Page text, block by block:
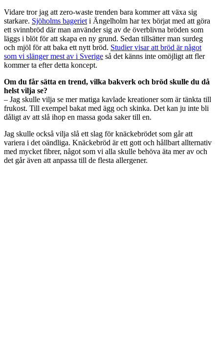
Vidare tror jag att zero-waste trenden bara kommer att växa sig
starkare. Sjöholms bageriet i Ängelholm har tex börjat med att göra
ett svinnbröd där man använder sig av de överblivna bröden som
läggs i blöt för att skapa en ny grund. Sedan tillsätter man surdeg
och mjöl för att baka ett nytt bröd. Studier visar att bröd är något
som vi slänger mest av i Sverige så det känns inte omöjligt att fler
kommer ta efter detta koncept.
Om du får sätta en trend, vilka bakverk och bröd skulle du då
helst vilja se?
– Jag skulle vilja se mer matiga kavlade kreationer som är tänkta till
frukost. Till exempel bakat med ägg och skinka. Det kan ju inte bli
dåligt av att slå ihop en massa goda saker till en.
Jag skulle också vilja slå ett slag för knäckebrödet som går att
variera i det oändliga. Knäckebröd är ett gott och hållbart allternativ
med mycket fibrer, något som vi alla skulle behöva äta mer av och
det går även att anpassa till de flesta allergener.